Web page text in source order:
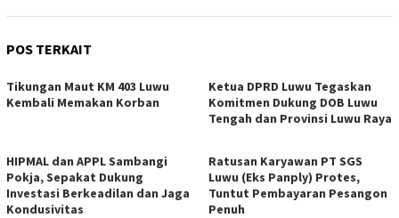
POS TERKAIT
Tikungan Maut KM 403 Luwu
Kembali Memakan Korban
Ketua DPRD Luwu Tegaskan
Komitmen Dukung DOB Luwu
Tengah dan Provinsi Luwu Raya
HIPMAL dan APPL Sambangi
Pokja, Sepakat Dukung
Investasi Berkeadilan dan Jaga
Kondusivitas
Ratusan Karyawan PT SGS
Luwu (Eks Panply) Protes,
Tuntut Pembayaran Pesangon
Penuh